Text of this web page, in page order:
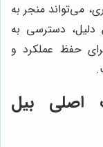
می‌تواند منجر به
دسترسی به
حفظ عملکرد و
اصلی بیل